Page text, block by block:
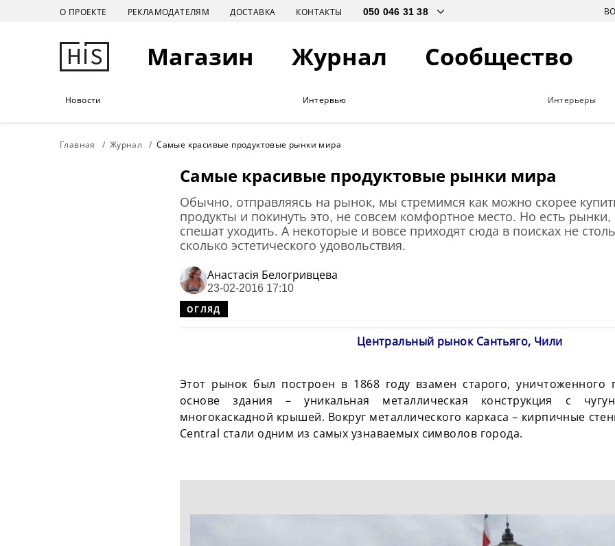
О ПРОЕКТЕ РЕКЛАМОДАТЕЛЯМ ДОСТАВКА КОНТАКТЫ
Магазин Журнал Сообщество
Новости Интервью Интерьеры
Главная Журнал Самые красивые продуктовые рынки мира
Самые красивые продуктовые рынки мира
Обычно, отправляясь на рынок, мы стремимся как можно скорее
продукты и покинуть это, не совсем комфортное место. Но есть
спешат уходить. А некоторые и вовсе приходят сюда в поисках не
сколько эстетического удовольствия.
Анастасiя Белогривцева
23-02-2016 17:10
ОГЛЯД
Центральный рынок Сантьяго, Чили
Этот рынок был построен в 1868 году взамен старого,
основе здания – уникальная металлическая конструкция с
многокаскадной крышей. Вокруг металлического каркаса – кирпичные
Central стали одним из самых узнаваемых символов города.